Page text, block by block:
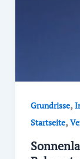
Grundrisse,
Startseite,